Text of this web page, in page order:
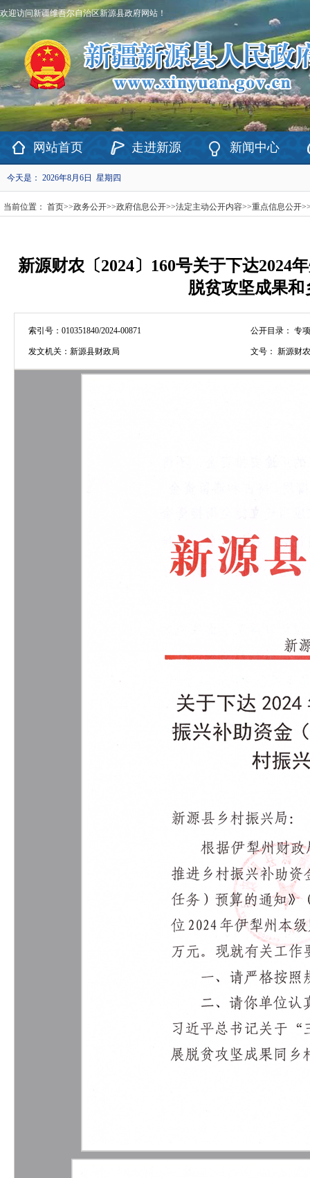
欢迎访问新疆维吾尔自治区新源县政府网站！
网站首页 走进新源 新闻中心
今天是： 2026年8月6日 星期四
当前位置： 首页>>政务公开>>政府信息公开>>法定主动公开内容>>重点信息公开
新源财农〔2024〕160号关于下达2024
脱贫攻坚成果
索引号： 010351840/2024-00871 公开目录： 专
发文机关： 新源县财政局 文号： 新源财